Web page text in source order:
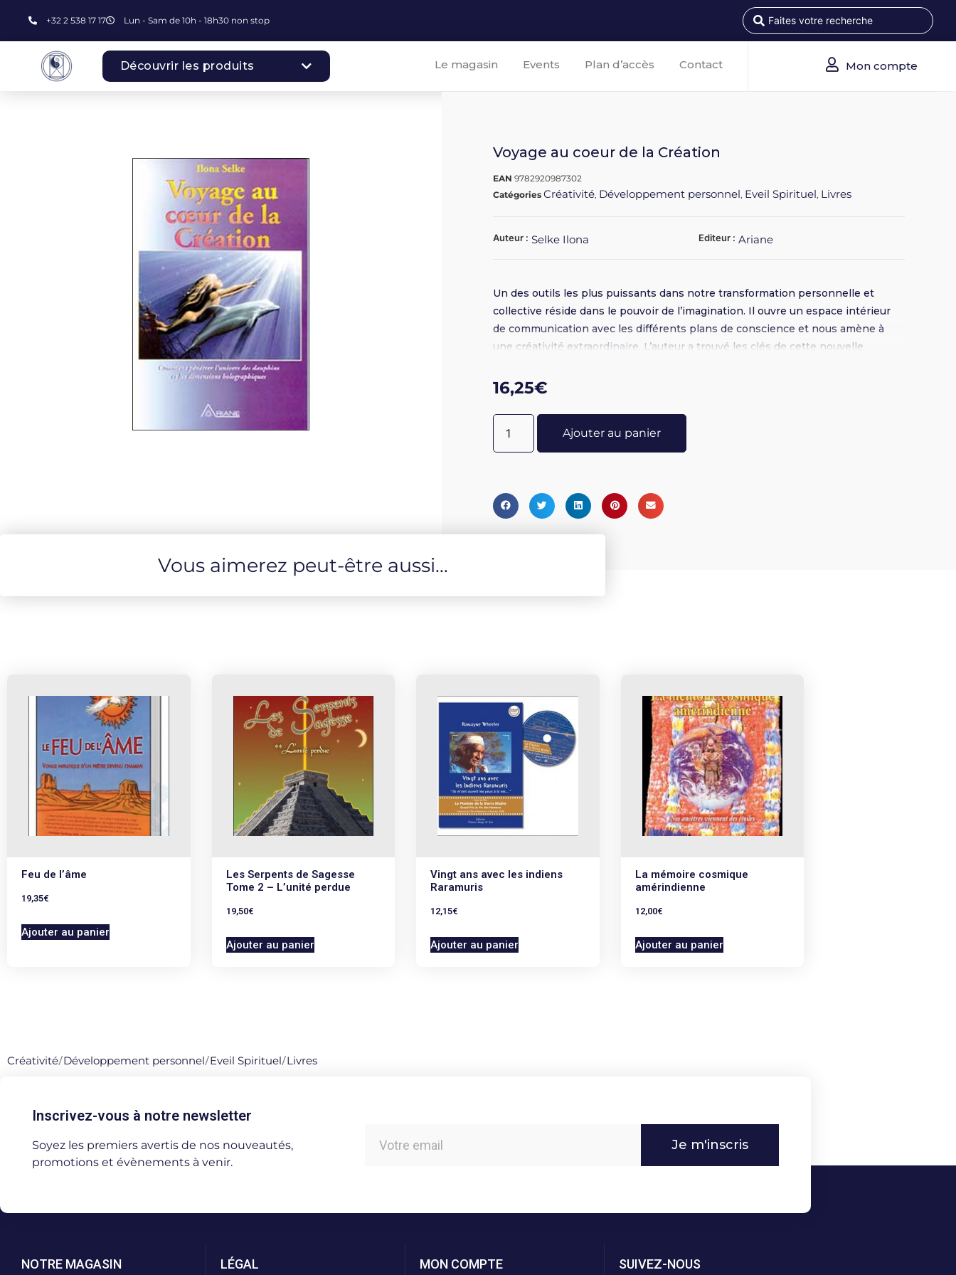
+32 2 538 17 17 Lun - Sam de 10h - 18h30 non stop
Découvrir les produits Le magasin Events Plan d’accès Contact Mon compte
Voyage au coeur de la Création
EAN9782920987302
CatégoriesCréativité, Développement personnel, Eveil Spirituel, Livres
Auteur : Selke Ilona Editeur : Ariane
Un des outils les plus puissants dans notre transformation personnelle et
collective réside dans le pouvoir de l’imagination. Il ouvre un espace intérieur
de communication avec les différents plans de conscience et nous amène à
une créativité extraordinaire. L’auteur a trouvé les clés de cette nouvelle
16,25€
Ajouter au panier
Vous aimerez peut-être aussi...
Feu de l’âme
19,35€
Ajouter au panier
Les Serpents de Sagesse
Tome 2 – L’unité perdue
19,50€
Ajouter au panier
Vingt ans avec les indiens
Raramuris
12,15€
Ajouter au panier
La mémoire cosmique
amérindienne
12,00€
Ajouter au panier
Créativité/Développement personnel/Eveil Spirituel/Livres
Inscrivez-vous à notre newsletter
Soyez les premiers avertis de nos nouveautés,
promotions et évènements à venir.
Je m'inscris
NOTRE MAGASIN LÉGAL MON COMPTE SUIVEZ-NOUS